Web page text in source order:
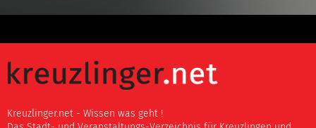
Kreuzlinger.net - Wissen was geht !